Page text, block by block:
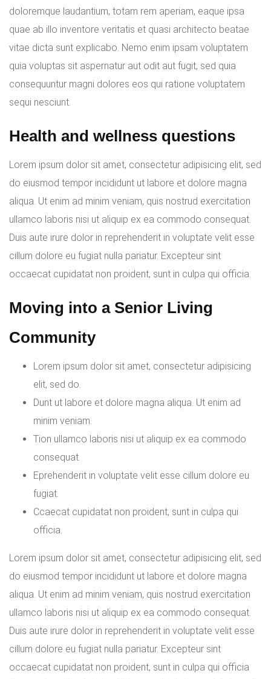
doloremque laudantium, totam rem aperiam, eaque ipsa
quae ab illo inventore veritatis et quasi architecto beatae
vitae dicta sunt explicabo. Nemo enim ipsam voluptatem
quia voluptas sit aspernatur aut odit aut fugit, sed quia
consequuntur magni dolores eos qui ratione voluptatem
sequi nesciunt.
Health and wellness questions
Lorem ipsum dolor sit amet, consectetur adipisicing elit, sed
do eiusmod tempor incididunt ut labore et dolore magna
aliqua. Ut enim ad minim veniam, quis nostrud exercitation
ullamco laboris nisi ut aliquip ex ea commodo consequat.
Duis aute irure dolor in reprehenderit in voluptate velit esse
cillum dolore eu fugiat nulla pariatur. Excepteur sint
occaecat cupidatat non proident, sunt in culpa qui officia.
Moving into a Senior Living
Community
Lorem ipsum dolor sit amet, consectetur adipisicing
elit, sed do.
Dunt ut labore et dolore magna aliqua. Ut enim ad
minim veniam.
Tion ullamco laboris nisi ut aliquip ex ea commodo
consequat.
Eprehenderit in voluptate velit esse cillum dolore eu
fugiat.
Ccaecat cupidatat non proident, sunt in culpa qui
officia.
Lorem ipsum dolor sit amet, consectetur adipisicing elit, sed
do eiusmod tempor incididunt ut labore et dolore magna
aliqua. Ut enim ad minim veniam, quis nostrud exercitation
ullamco laboris nisi ut aliquip ex ea commodo consequat.
Duis aute irure dolor in reprehenderit in voluptate velit esse
cillum dolore eu fugiat nulla pariatur. Excepteur sint
occaecat cupidatat non proident, sunt in culpa qui officia